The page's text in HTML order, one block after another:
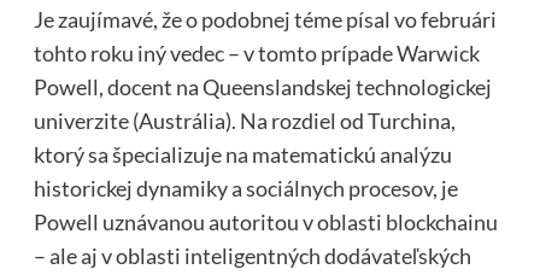
Je zaujímavé, že o podobnej téme písal vo februári
tohto roku iný vedec – v tomto prípade Warwick
Powell, docent na Queenslandskej technologickej
univerzite (Austrália). Na rozdiel od Turchina,
ktorý sa špecializuje na matematickú analýzu
historickej dynamiky a sociálnych procesov, je
Powell uznávanou autoritou v oblasti blockchainu
– ale aj v oblasti inteligentných dodávateľských